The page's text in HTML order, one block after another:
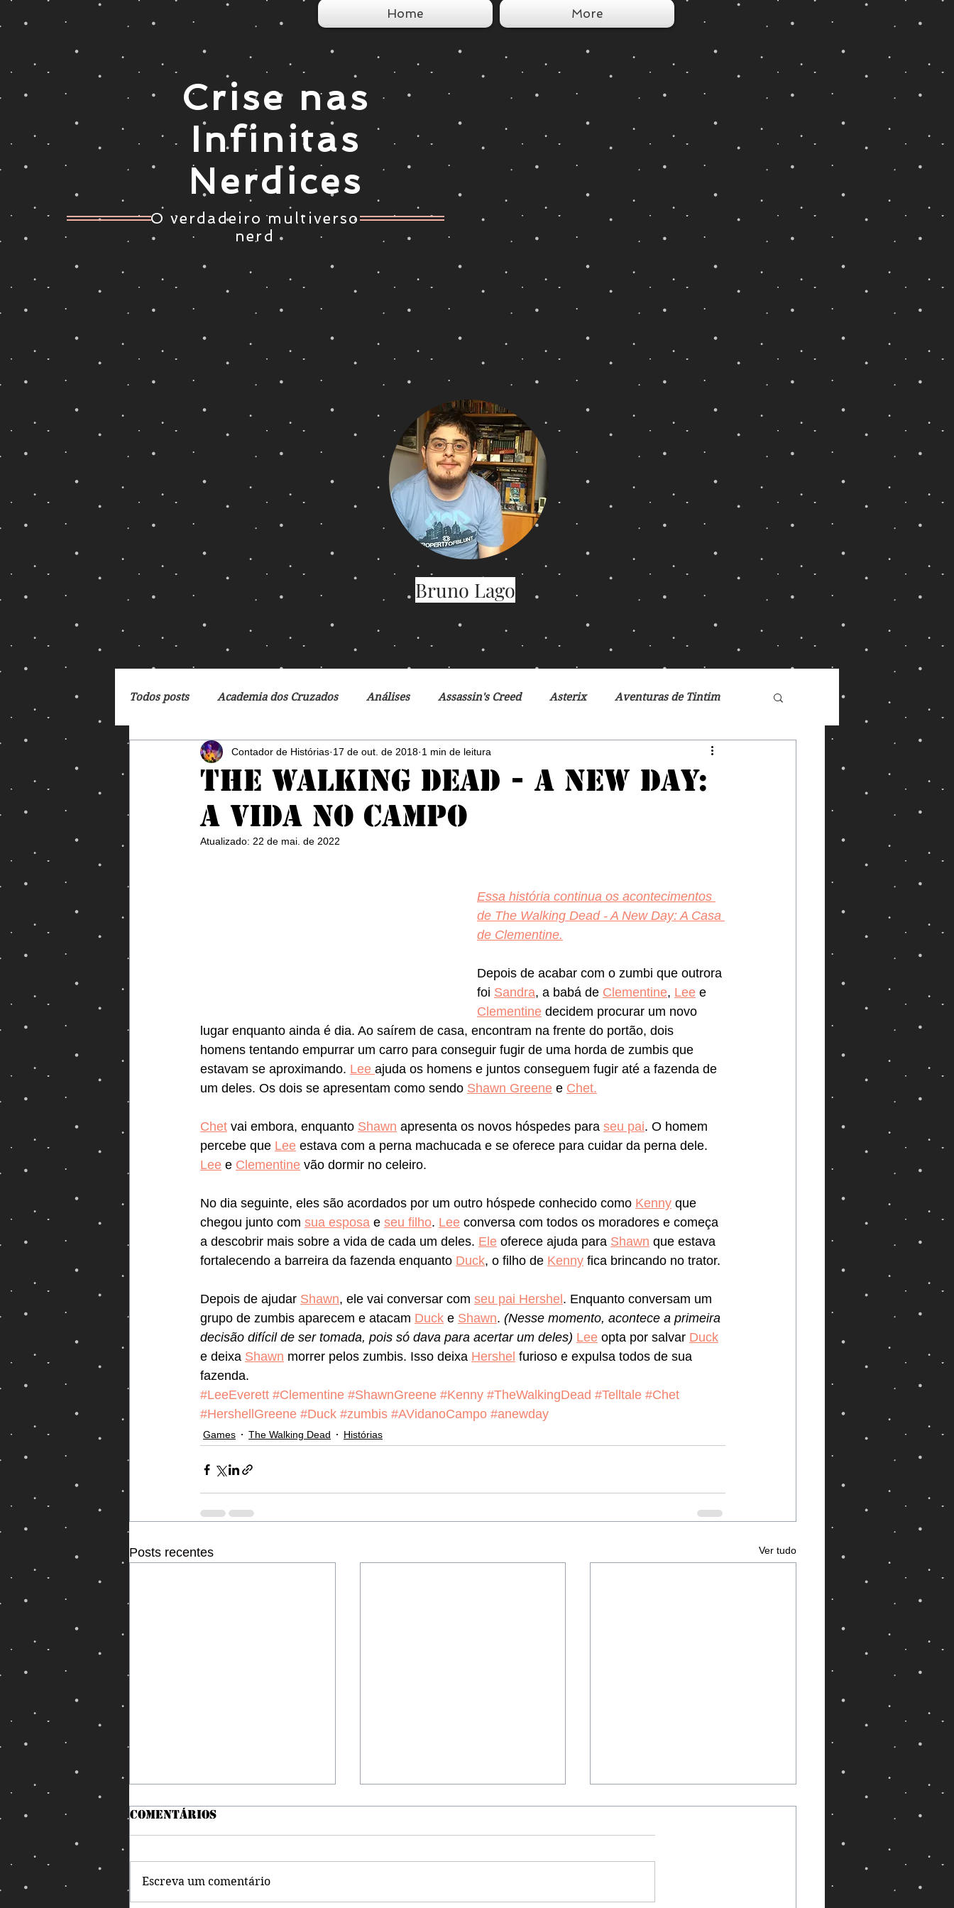
Home More
Crise nas
Infinitas
Nerdices
O verdadeiro multiverso
nerd
Todos posts Academia dos Cruzados Análises Assassin's Creed Asterix Aventuras de Tintim
Breaking Bad Cartoon Ciclo da Herança Crônicas de Gelo e Fogo
DC Comics De Volta para o Futuro Debates Desventuras em Série
Jogos Vorazes Livros LucasFilm Mad Max
The Walking Dead - A New Day:
A Vida no Campo
Contador de Histórias 17 de out. de 2018 1 min de leitura
Atualizado: 22 de mai. de 2022
Essa história continua os acontecimentos
de The Walking Dead - A New Day: A Casa
de Clementine.
Depois de acabar com o zumbi que outrora
foi Sandra, a babá de Clementine, Lee e
Clementine decidem procurar um novo
lugar enquanto ainda é dia. Ao saírem de casa, encontram na frente do portão, dois
homens tentando empurrar um carro para conseguir fugir de uma horda de zumbis que
estavam se aproximando. Lee ajuda os homens e juntos conseguem fugir até a fazenda de
um deles. Os dois se apresentam como sendo Shawn Greene e Chet.
Chet vai embora, enquanto Shawn apresenta os novos hóspedes para seu pai. O homem
percebe que Lee estava com a perna machucada e se oferece para cuidar da perna dele.
Lee e Clementine vão dormir no celeiro.
No dia seguinte, eles são acordados por um outro hóspede conhecido como Kenny que
chegou junto com sua esposa e seu filho. Lee conversa com todos os moradores e começa
a descobrir mais sobre a vida de cada um deles. Ele oferece ajuda para Shawn que estava
fortalecendo a barreira da fazenda enquanto Duck, o filho de Kenny fica brincando no trator.
Depois de ajudar Shawn, ele vai conversar com seu pai Hershel . Enquanto conversam um
grupo de zumbis aparecem e atacam Duck e Shawn. (Nesse momento, acontece a primeira
decisão difícil de ser tomada, pois só dava para acertar um deles) Lee opta por salvar Duck
e deixa Shawn morrer pelos zumbis. Isso deixa Hershel furioso e expulsa todos de sua
fazenda.
#LeeEverett #Clementine #ShawnGreene #Kenny #TheWalkingDead #Telltale #Chet
#HershellGreene #Duck #zumbis #AVidanoCampo #anewday
Games The Walking Dead Histórias
Posts recentes Ver tudo
Comentários
Escreva um comentário
Bruno Lago